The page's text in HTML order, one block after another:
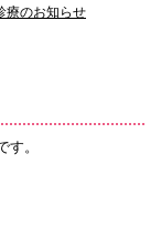
療のお知らせ
。